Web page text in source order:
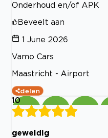
Onderhoud en/of APK
Beveelt aan
1 June 2026
Vamo Cars
Maastricht - Airport
delen
10
geweldig